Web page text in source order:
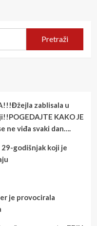
Pretraži
zablisala u
KAKO JE
ne viđa svaki dan….
godišnjak koji je
je provocirala